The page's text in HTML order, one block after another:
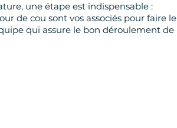
une étape est indispensable :
de cou sont vos associés pour faire le
qui assure le bon déroulement de